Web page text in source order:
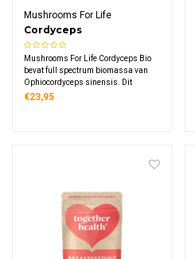
Mushrooms For Life
Cordyceps
Paddenstoelen
Capsules Bio
Mushrooms For Life Cordyceps Bio
bevat full spectrum biomassa van
Ophiocordyceps sinensis. Dit
biologische supplement levert 1000
€23,95